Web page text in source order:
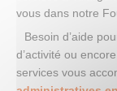
vous dans notre
Besoin d’aide
d’activité ou
services vous